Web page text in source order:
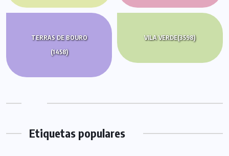
TERRAS DE BOURO
(1458)
VILA VERDE(3598)
Etiquetas populares